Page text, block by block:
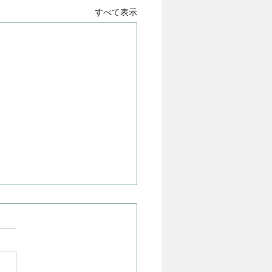
すべて表示
の1月の日記
教室 午前の子どもの時間